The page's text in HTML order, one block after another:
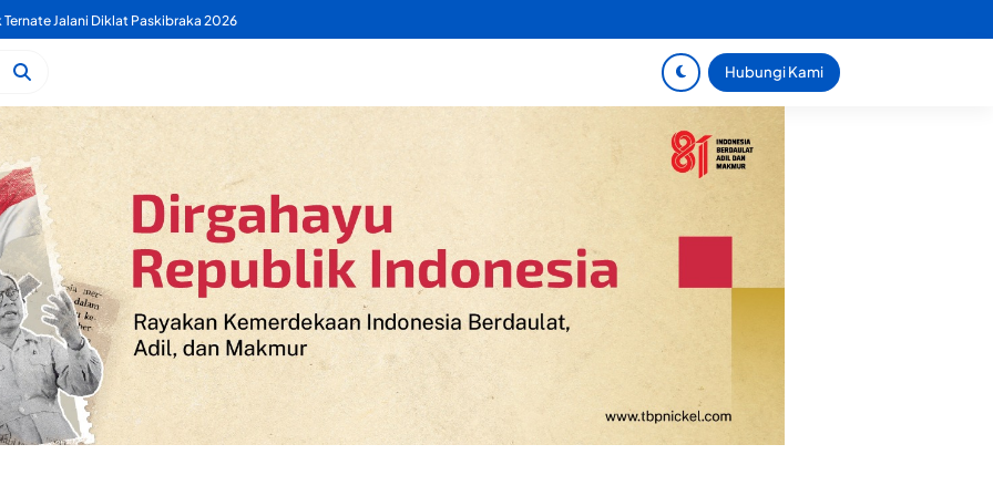
Benahi Pelayanan Air Bersih Secara Menyeluruh
Hubungi Kami